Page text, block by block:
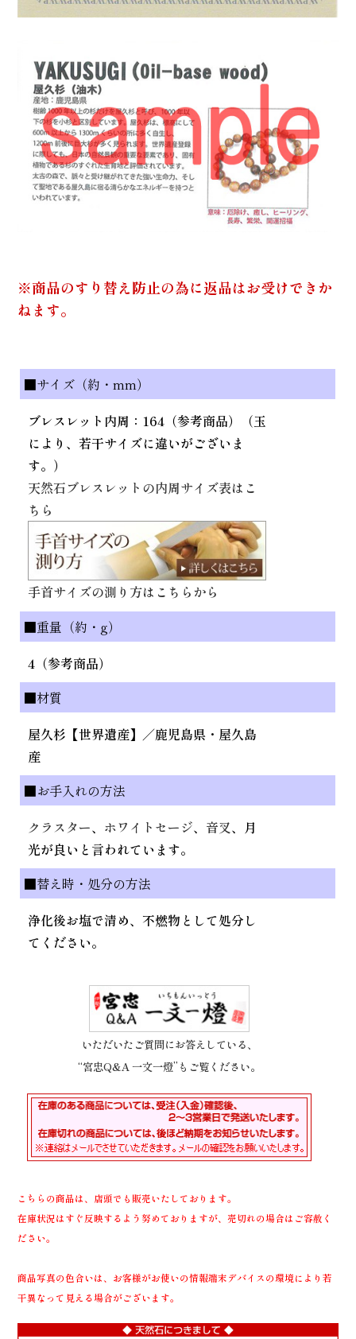
※商品のすり替え防止の為に返品はお受けできか
ねます。
■サイズ（約・mm）
ブレスレット内周：164（参考商品）（玉
により、若干サイズに違いがございま
す。）
天然石ブレスレットの内周サイズ表はこ
ちら
手首サイズの測り方はこちらから
■重量（約・g）
4（参考商品）
■材質
屋久杉【世界遺産】／鹿児島県・屋久島
産
■お手入れの方法
クラスター、 ホワイトセージ、 音叉、月
光が良いと言われています。
■替え時・処分の方法
浄化後お塩で清め、不燃物として処分し
てください。
いただいたご質問にお答えしている、
“宮忠Q&A 一文一燈”もご覧ください。
こちらの商品は、店頭でも販売いたしております。
在庫状況はすぐ反映するよう努めておりますが、売切れの場合はご容赦く
ださい。
商品写真の色合いは、お客様がお使いの情報端末デバイスの環境により若
干異なって見える場合がございます。